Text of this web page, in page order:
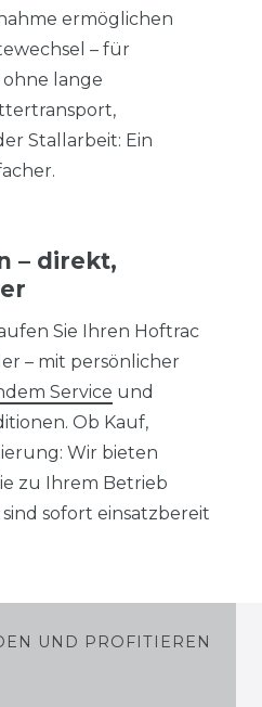
ermöglichen
– für
lange
Stallarbeit: Ein
– direkt,
Sie Ihren Hoftrac
– mit persönlicher
Service und
Ob Kauf,
Wir bieten
zu Ihrem Betrieb
sofort einsatzbereit
UND PROFITIEREN